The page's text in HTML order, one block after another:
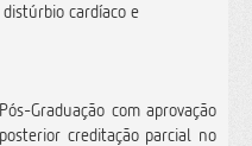
cardíaco e
Graduação com aprovação
creditação parcial no